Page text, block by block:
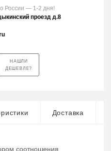
России — 1-2 дня!
проезд д.8
НАШЛИ
ДЕШЕВЛЕ?
Доставка
соотношения